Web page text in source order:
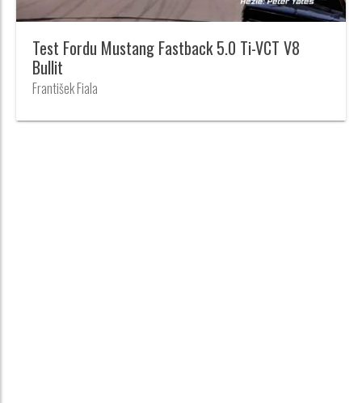
Test Fordu Mustang Fastback 5.0 Ti-VCT V8
Bullit
František Fiala